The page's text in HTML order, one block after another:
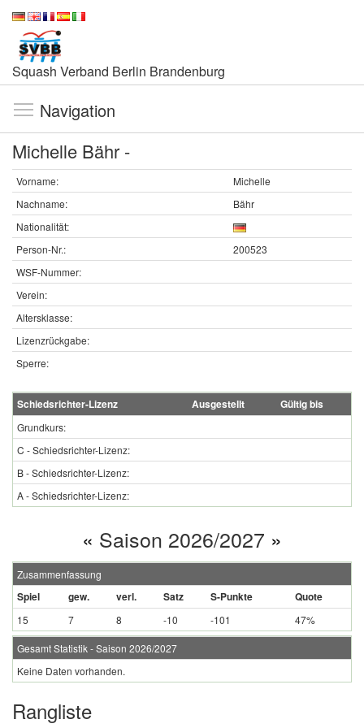
Squash Verband Berlin Brandenburg
Navigation
Michelle Bähr -
Vorname:
Michelle
Nachname:
Bähr
Nationalität:
Person-Nr.:
200523
WSF-Nummer:
Verein:
Altersklasse:
Lizenzrückgabe:
Sperre:
Schiedsrichter-Lizenz Ausgestellt Gültig bis
Grundkurs:
C - Schiedsrichter-Lizenz:
B - Schiedsrichter-Lizenz:
A - Schiedsrichter-Lizenz:
« Saison 2026/2027 »
Zusammenfassung
Spiel gew. verl. Satz S-Punkte Quote
15 7 8 -10 -101 47%
Gesamt Statistik - Saison 2026/2027
Keine Daten vorhanden.
Rangliste